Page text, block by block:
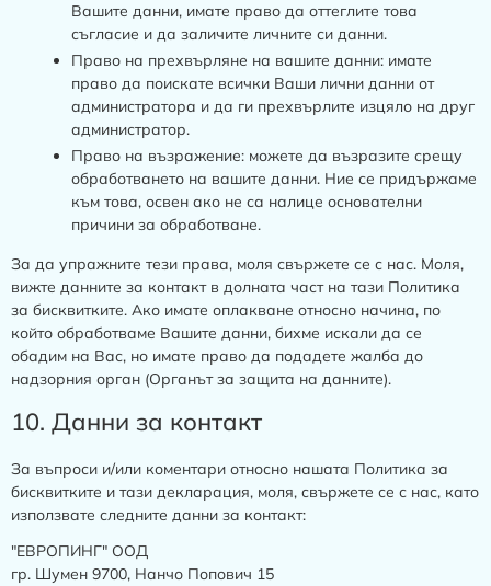
Вашите данни, имате право да оттеглите това
съгласие и да заличите личните си данни.
Право на прехвърляне на вашите данни: имате
право да поискате всички Ваши лични данни от
администратора и да ги прехвърлите изцяло на друг
администратор.
Право на възражение: можете да възразите срещу
обработването на вашите данни. Ние се придържаме
към това, освен ако не са налице основателни
причини за обработване.
За да упражните тези права, моля свържете се с нас. Моля,
вижте данните за контакт в долната част на тази Политика
за бисквитките. Ако имате оплакване относно начина, по
който обработваме Вашите данни, бихме искали да се
обадим на Вас, но имате право да подадете жалба до
надзорния орган (Органът за защита на данните).
10. Данни за контакт
За въпроси и/или коментари относно нашата Политика за
бисквитките и тази декларация, моля, свържете се с нас, като
използвате следните данни за контакт:
"ЕВРОПИНГ" ООД
гр. Шумен 9700, Нанчо Попович 15